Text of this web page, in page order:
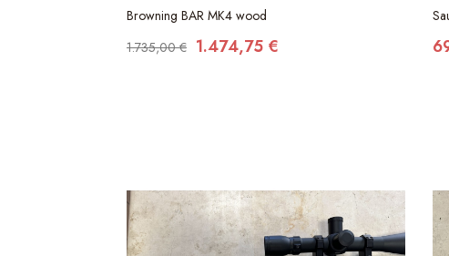
Browning BAR MK4 wood
1.735,00 € 1.474,75 €